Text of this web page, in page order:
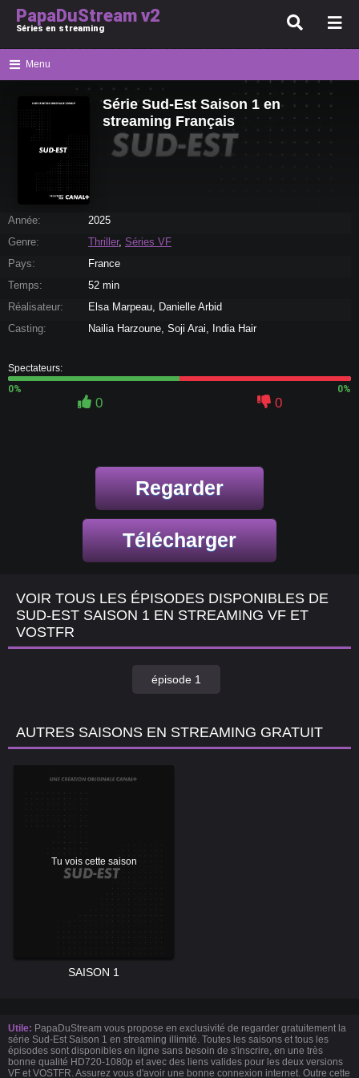
PapaDuStream v2
Séries en streaming
Menu
Série Sud-Est Saison 1 en
streaming Français
Année:
2025
Genre:
Thriller, Séries VF
Pays:
France
Temps:
52 min
Réalisateur:
Elsa Marpeau, Danielle Arbid
Casting:
Nailia Harzoune, Soji Arai, India Hair
Spectateurs:
0%
0%
0 0
Regarder
Télécharger
VOIR TOUS LES ÉPISODES DISPONIBLES DE
SUD-EST SAISON 1 EN STREAMING VF ET
VOSTFR
épisode 1
AUTRES SAISONS EN STREAMING GRATUIT
Tu vois cette saison
SAISON 1
Utile: PapaDuStream vous propose en exclusivité de regarder gratuitement la
série Sud-Est Saison 1 en streaming illimité. Toutes les saisons et tous les
épisodes sont disponibles en ligne sans besoin de s'inscrire, en une très
bonne qualité HD720-1080p et avec des liens valides pour les deux versions
VF et VOSTFR. Assurez vous d'avoir une bonne connexion internet. Outre cette